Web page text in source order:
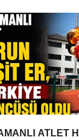
ATLET